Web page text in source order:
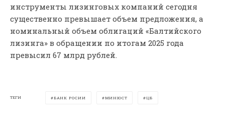
инструменты лизинговых компаний сегодня
существенно превышает объем предложения, а
номинальный объем облигаций «Балтийского
лизинга» в обращении по итогам 2025 года
превысил 67 млрд рублей.
ТЕГИ БАНК РОСИИ МИНЮСТ ЦБ